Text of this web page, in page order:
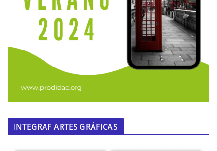
INTEGRAF ARTES GRÁFICAS